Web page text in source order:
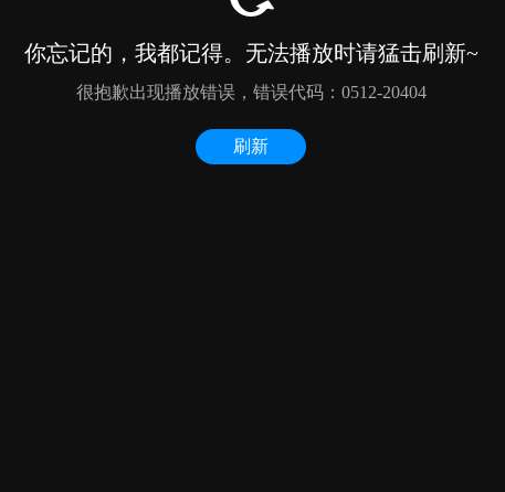
你忘记的，我都记得。无法播放时请猛击刷新~
很抱歉出现播放错误，错误代码：0512-20404
刷新